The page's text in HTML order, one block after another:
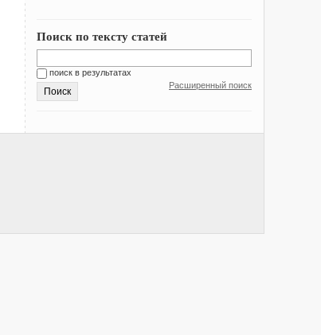
Поиск по тексту статей
поиск в результатах
Расширенный поиск